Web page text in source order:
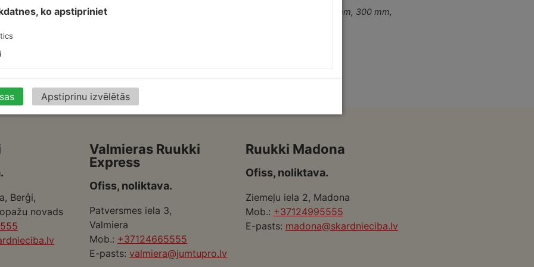
,150 mm,160 mm,180 mm 250 mm, 300 mm,
Berģi,
novads
Valmieras Ruukki
Express
Ofiss, noliktava.
Patversmes iela 3,
Valmiera
Mob.: +37124665555
E-pasts: valmiera@jumtupro.lv
Ruukki Madona
Ofiss, noliktava.
Ziemeļu iela 2, Madona
Mob.: +37124995555
E-pasts: madona@skardnieciba.lv
ko apstipriniet
Apstiprinu izvēlētās